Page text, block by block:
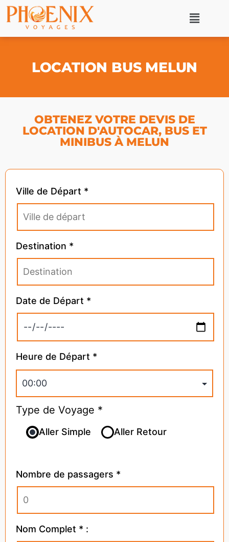
LOCATION BUS MELUN
OBTENEZ VOTRE DEVIS DE
LOCATION D'AUTOCAR, BUS ET
MINIBUS À MELUN
Ville de Départ *
Destination *
Date de Départ *
Heure de Départ *
Type de Voyage *
Aller Simple Aller Retour
Nombre de passagers *
Nom Complet * :